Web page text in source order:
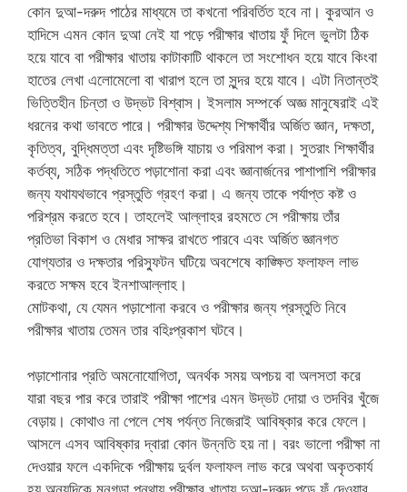
কোন দুআ-দরুদ পাঠের মাধ্যমে তা কখনো পরিবর্তিত হবে না। কুরআন ও
হাদিসে এমন কোন দুআ নেই যা পড়ে পরীক্ষার খাতায় ফুঁ দিলে ভুলটা ঠিক
হয়ে যাবে বা পরীক্ষার খাতায় কাটাকাটি থাকলে তা সংশোধন হয়ে যাবে কিংবা
হাতের লেখা এলোমেলো বা খারাপ হলে তা সুন্দর হয়ে যাবে। এটা নিতান্তই
ভিত্তিহীন চিন্তা ও উদ্ভট বিশ্বাস। ইসলাম সম্পর্কে অজ্ঞ মানুষেরাই এই
ধরনের কথা ভাবতে পারে। পরীক্ষার উদ্দেশ্য শিক্ষার্থীর অর্জিত জ্ঞান, দক্ষতা,
কৃতিত্ব, বুদ্ধিমত্তা এবং দৃষ্টিভঙ্গি যাচায় ও পরিমাপ করা। সুতরাং শিক্ষার্থীর
কর্তব্য, সঠিক পদ্ধতিতে পড়াশোনা করা এবং জ্ঞানার্জনের পাশাপাশি পরীক্ষার
জন্য যথাযথভাবে প্রস্তুতি গ্রহণ করা। এ জন্য তাকে পর্যাপ্ত কষ্ট ও
পরিশ্রম করতে হবে। তাহলেই আল্লাহর রহমতে সে পরীক্ষায় তাঁর
প্রতিভা বিকাশ ও মেধার সাক্ষর রাখতে পারবে এবং অর্জিত জ্ঞানগত
যোগ্যতার ও দক্ষতার পরিস্ফুটন ঘটিয়ে অবশেষে কাঙ্ক্ষিত ফলাফল লাভ
করতে সক্ষম হবে ইনশাআল্লাহ।
মোটকথা, যে যেমন পড়াশোনা করবে ও পরীক্ষার জন্য প্রস্তুতি নিবে
পরীক্ষার খাতায় তেমন তার বহিঃপ্রকাশ ঘটবে।
পড়াশোনার প্রতি অমনোযোগিতা, অনর্থক সময় অপচয় বা অলসতা করে‌
যারা বছর পার করে তারাই পরীক্ষা পাশের এমন উদ্ভট দোয়া ও তদবির খুঁজে
বেড়ায়। কোথাও না পেলে শেষ পর্যন্ত নিজেরাই আবিষ্কার করে ফেলে।
আসলে এসব আবিষ্কার দ্বারা কোন উন্নতি হয় না। বরং ভালো পরীক্ষা না
দেওয়ার ফলে একদিকে পরীক্ষায় দুর্বল ফলাফল লাভ করে অথবা অকৃতকার্য